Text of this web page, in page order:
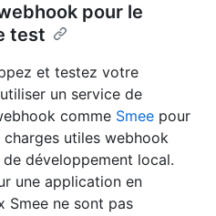
pour le
test
et testez votre
un service de
comme Smee pour
utiles webhook
développement local.
une application en
Smee ne sont pas